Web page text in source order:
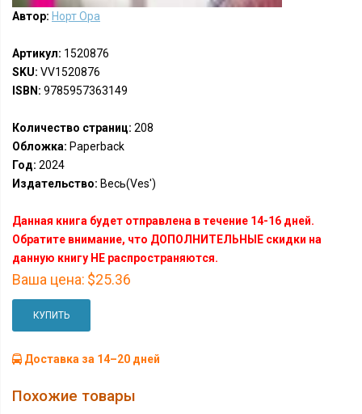
Автор: Норт Ора
Артикул: 1520876
SKU: VV1520876
ISBN: 9785957363149
Количество страниц: 208
Обложка: Paperback
Год: 2024
Издательство: Весь(Ves')
Данная книга будет отправлена в течение 14-16 дней.
Обратите внимание, что ДОПОЛНИТЕЛЬНЫЕ скидки на
данную книгу НЕ распространяются.
Ваша цена: $25.36
КУПИТЬ
Доставка за 14–20 дней
Похожие товары